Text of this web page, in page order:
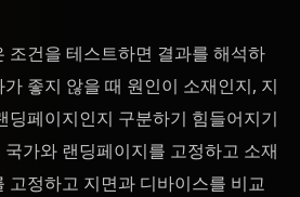
조건을 테스트하면 결과를 해석하
좋지 않을 때 원인이 소재인지, 지
딩페이지인지 구분하기 힘들어지기
가와 랜딩페이지를 고정하고 소재
고정하고 지면과 디바이스를 비교